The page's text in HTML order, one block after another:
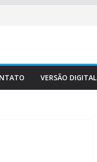
VERSÃO DIGITAL